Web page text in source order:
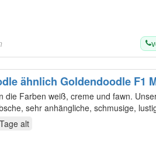
ähnlich Goldendoodle F1
die Farben weiß, creme und fawn.
sehr anhängliche, schmusige,
alt